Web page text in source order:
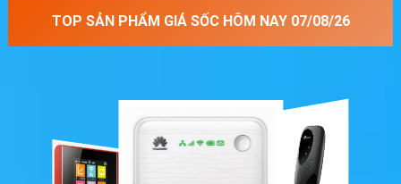
TOP SẢN PHẨM GIÁ SỐC HÔM NAY 07/08/26